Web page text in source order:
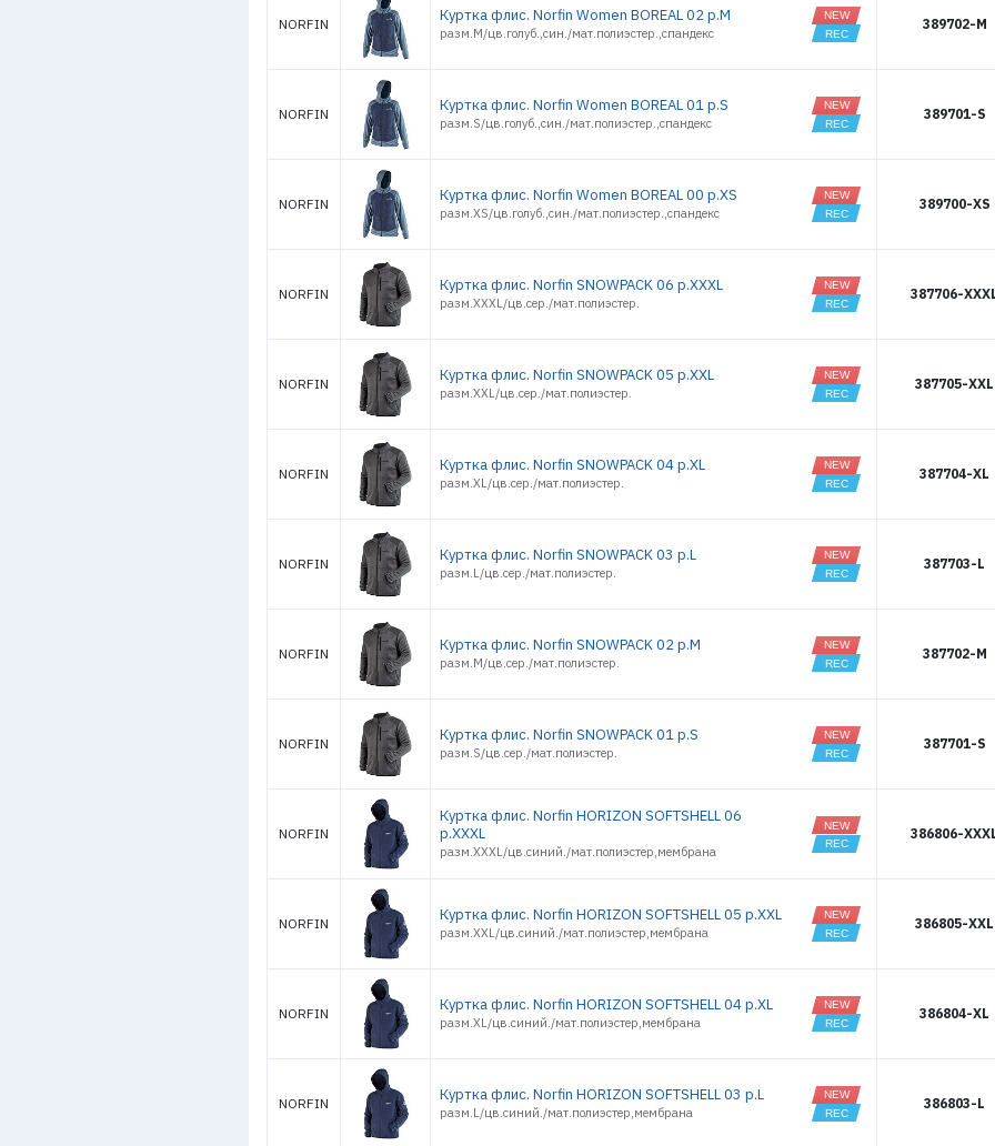
NORFIN Куртка флис. Norfin Women BOREAL 02 р.M
разм.M/цв.голуб.,син./мат.полиэстер.,спандекс
389702-M
NORFIN Куртка флис. Norfin Women BOREAL 01 р.S
разм.S/цв.голуб.,син./мат.полиэстер.,спандекс
389701-S
NORFIN Куртка флис. Norfin Women BOREAL 00 р.XS
разм.XS/цв.голуб.,син./мат.полиэстер.,спандекс
389700-XS
NORFIN Куртка флис. Norfin SNOWPACK 06 р.XXXL
разм.XXXL/цв.сер./мат.полиэстер.
387706-
NORFIN Куртка флис. Norfin SNOWPACK 05 р.XXL
разм.XXL/цв.сер./мат.полиэстер.
387705-XXL
NORFIN Куртка флис. Norfin SNOWPACK 04 р.XL
разм.XL/цв.сер./мат.полиэстер.
387704-XL
NORFIN Куртка флис. Norfin SNOWPACK 03 р.L
разм.L/цв.сер./мат.полиэстер.
387703-L
NORFIN Куртка флис. Norfin SNOWPACK 02 р.M
разм.M/цв.сер./мат.полиэстер.
387702-M
NORFIN Куртка флис. Norfin SNOWPACK 01 р.S
разм.S/цв.сер./мат.полиэстер.
387701-S
NORFIN
Куртка флис. Norfin HORIZON SOFTSHELL 06
р.XXXL
разм.XXXL/цв.синий./мат.полиэстер,мембрана
386806-
NORFIN Куртка флис. Norfin HORIZON SOFTSHELL 05 р.XXL
разм.XXL/цв.синий./мат.полиэстер,мембрана
386805-XXL
NORFIN Куртка флис. Norfin HORIZON SOFTSHELL 04 р.XL
разм.XL/цв.синий./мат.полиэстер,мембрана
386804-XL
NORFIN Куртка флис. Norfin HORIZON SOFTSHELL 03 р.L
разм.L/цв.синий./мат.полиэстер,мембрана
386803-L